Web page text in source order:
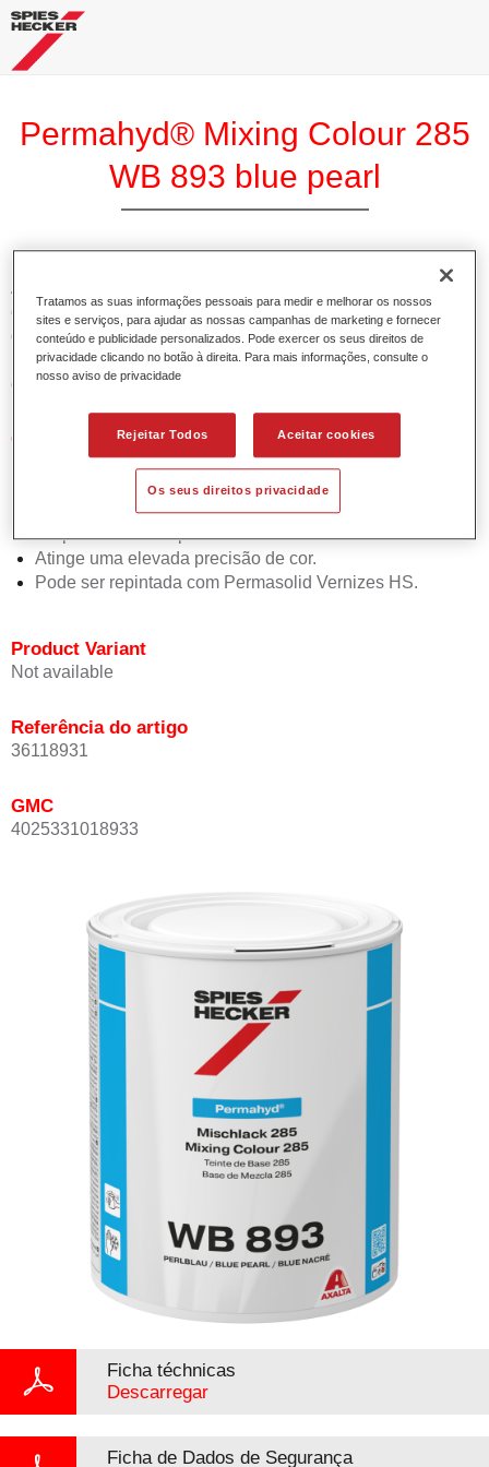
Permahyd® Mixing Colour 285
WB 893 blue pearl
A Base Permahyd 285 Perlado é adequada para utilização
com Permahyd Base Bicamada Nacarada 285, um sistema
de base bicamada aquosa de alta qualidade. Está baseada
numa tecnologia especial de dispersão de poliuretano para
cores sólidas e de efeitos.
Características do produto
Permite uma aplicação simples e rápida numa operação
de 1.5 demãos.
Oferece boa estabilidade vertical.
Proporciona boa opacidade.
Atinge uma elevada precisão de cor.
Pode ser repintada com Permasolid Vernizes HS.
Product Variant
Not available
Referência do artigo
36118931
GMC
4025331018933
Ficha téchnicas
Descarregar
Ficha de Dados de Segurança
Tratamos as suas informações pessoais para medir e melhorar os nossos
sites e serviços, para ajudar as nossas campanhas de marketing e fornecer
conteúdo e publicidade personalizados. Pode exercer os seus direitos de
privacidade clicando no botão à direita. Para mais informações, consulte o
nosso aviso de privacidade
Rejeitar Todos Aceitar cookies
Os seus direitos privacidade